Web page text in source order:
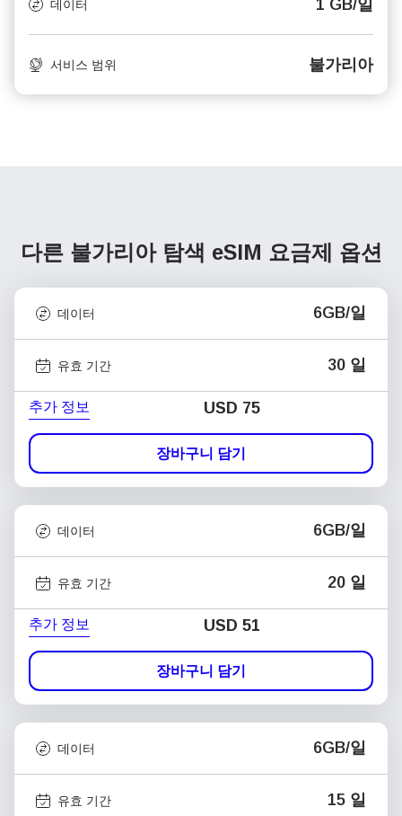
데이터 1 GB/일
서비스 범위 불가리아
다른 불가리아 탐색 eSIM 요금제 옵션
데이터 6GB/일
유효 기간 30 일
추가 정보 USD 75
장바구니 담기
데이터 6GB/일
유효 기간 20 일
추가 정보 USD 51
장바구니 담기
데이터 6GB/일
유효 기간 15 일